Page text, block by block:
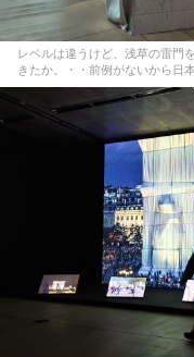
レベルは違うけど、浅草の雷門
きたか。・・前例がないから日